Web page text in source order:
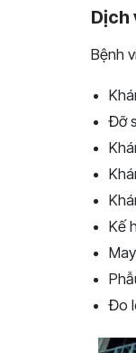
Dịch
Bệnh
Đỡ
Kế
Đo